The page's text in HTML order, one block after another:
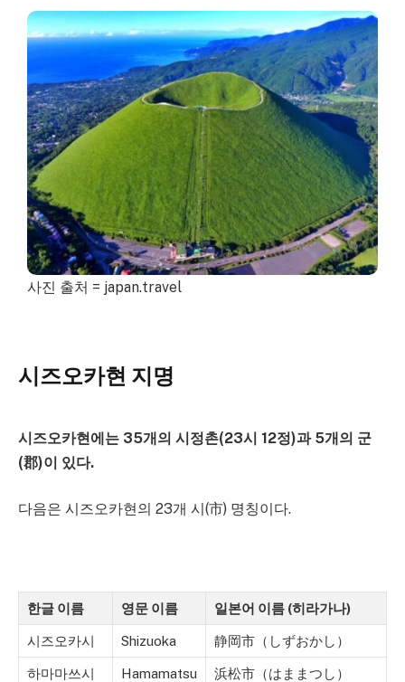
사진 출처 = japan.travel
시즈오카현 지명
시즈오카현에는 35개의 시정촌(23시 12정)과 5개의 군
(郡)이 있다.
다음은 시즈오카현의 23개 시(市) 명칭이다.
한글 이름 영문 이름 일본어 이름 (히라가나)
시즈오카시 Shizuoka 静岡市（しずおかし）
하마마쓰시 Hamamatsu 浜松市（はままつし）